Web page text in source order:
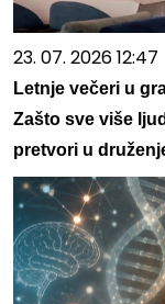
23. 07. 2026 12:47
Letnje večeri u
Zašto sve više
pretvori u